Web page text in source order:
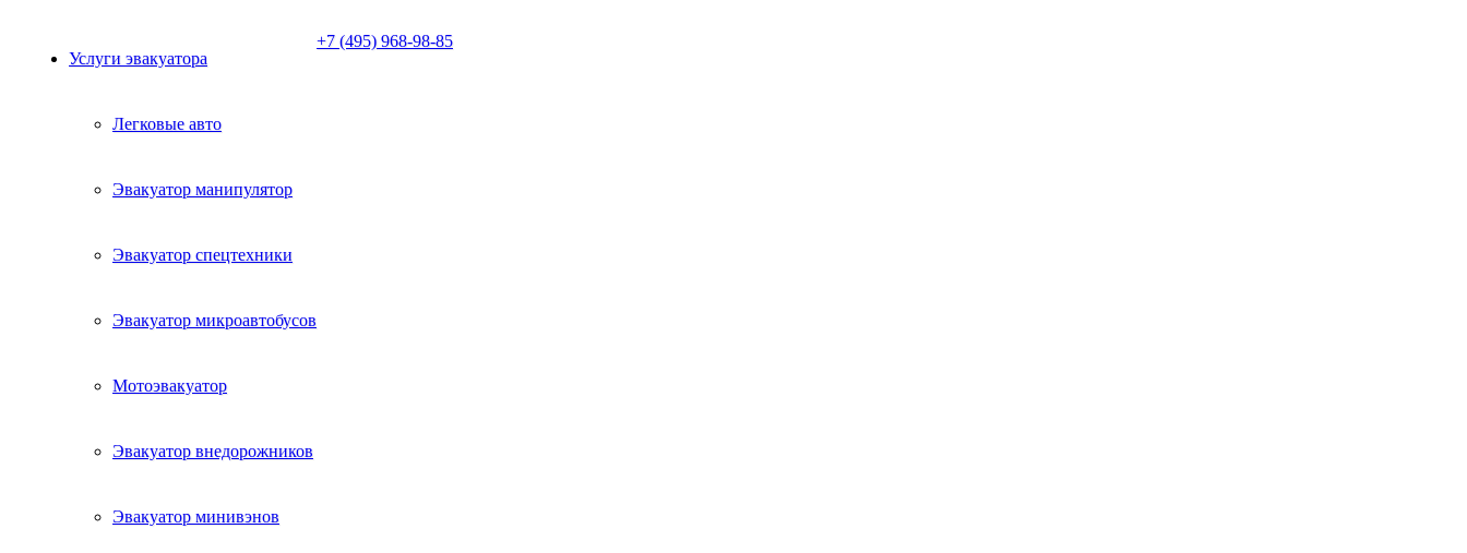
Услуги эвакуатора
Легковые авто
Эвакуатор манипулятор
Эвакуатор спецтехники
Эвакуатор микроавтобусов
Мотоэвакуатор
Эвакуатор внедорожников
Эвакуатор минивэнов
+7 (495) 968-98-85